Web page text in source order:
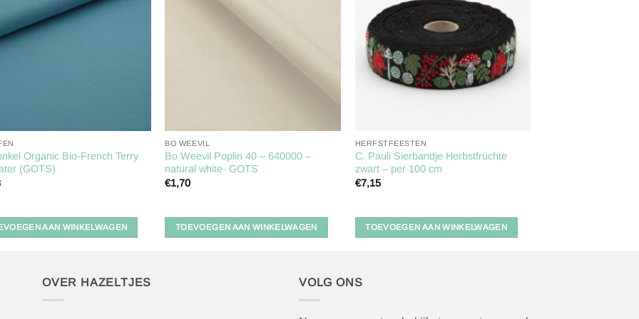
Organic Bio-French Terry
(GOTS)
AAN WINKELWAGEN
BO WEEVIL
Bo Weevil Poplin 40 – 640000 –
natural white- GOTS
€1,70
TOEVOEGEN AAN WINKELWAGEN
verlanglijst
HERFSTFEESTEN
C. Pauli Sierbandje Herbstfrüchte
zwart – per 100 cm
€7,15
TOEVOEGEN AAN WINKELWAGEN
OVER HAZELTJES VOLG ONS